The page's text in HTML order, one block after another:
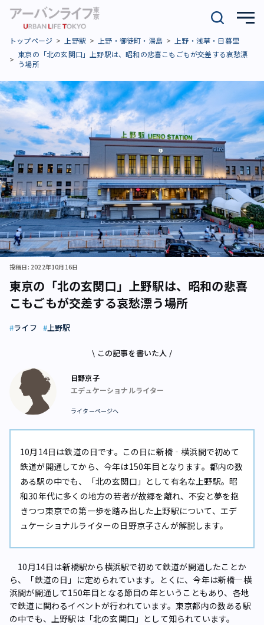
トップページ 上野駅 上野・御徒町・湯島
上野・浅草・日暮里
東京の「北の玄関口」上野駅は、昭和の悲喜こもごもが交差する哀愁漂
う場所
東京の「北の玄関口」上野駅は、昭和の悲喜
こもごもが交差する哀愁漂う場所
投稿日: 2022年10月16日
ライフ 上野駅
\ この記事を書いた人 /
日野京子
エデュケーショナルライター
ライターページへ
10月14日は鉄道の日です。この日に新橋‐横浜間で初めて
鉄道が開通してから、今年は150年目となります。都内の数
ある駅の中でも、「北の玄関口」として有名な上野駅。昭
和30年代に多くの地方の若者が故郷を離れ、不安と夢を抱
きつつ東京での第一歩を踏み出した上野駅について、エデ
ュケーショナルライターの日野京子さんが解説します。
10月14日は新橋駅から横浜駅で初めて鉄道が開通したことか
ら、「鉄道の日」に定められています。とくに、今年は新橋―横
浜間が開通して150年目となる節目の年ということもあり、各地
で鉄道に関わるイベントが行われています。東京都内の数ある駅
の中でも、上野駅は「北の玄関口」として知られています。